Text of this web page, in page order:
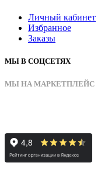
Личный кабинет
Избранное
Заказы
МЫ В СОЦСЕТЯХ
МЫ НА МАРКЕТПЛЕЙС